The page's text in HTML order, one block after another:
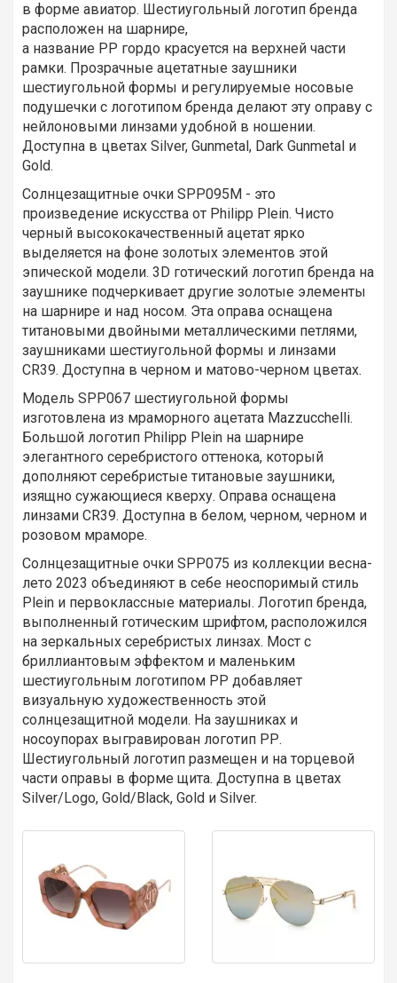
в форме авиатор. Шестиугольный логотип бренда
расположен на шарнире,
а название PP гордо красуется на верхней части
рамки. Прозрачные ацетатные заушники
шестиугольной формы и регулируемые носовые
подушечки с логотипом бренда делают эту оправу с
нейлоновыми линзами удобной в ношении.
Доступна в цветах Silver, Gunmetal, Dark Gunmetal и
Gold.
Солнцезащитные очки SPP095M - это
произведение искусства от Philipp Plein. Чисто
черный высококачественный ацетат ярко
выделяется на фоне золотых элементов этой
эпической модели. 3D готический логотип бренда на
заушнике подчеркивает другие золотые элементы
на шарнире и над носом. Эта оправа оснащена
титановыми двойными металлическими петлями,
заушниками шестиугольной формы и линзами
CR39. Доступна в черном и матово-черном цветах.
Модель SPP067 шестиугольной формы
изготовлена из мраморного ацетата Mazzucchelli.
Большой логотип Philipp Plein на шарнире
элегантного серебристого оттенока, который
дополняют серебристые титановые заушники,
изящно сужающиеся кверху. Оправа оснащена
линзами CR39. Доступна в белом, черном, черном и
розовом мраморе.
Солнцезащитные очки SPP075 из коллекции весна-
лето 2023 объединяют в себе неоспоримый стиль
Plein и первоклассные материалы. Логотип бренда,
выполненный готическим шрифтом, расположился
на зеркальных серебристых линзах. Мост с
бриллиантовым эффектом и маленьким
шестиугольным логотипом PP добавляет
визуальную художественность этой
солнцезащитной модели. На заушниках и
носоупорах выгравирован логотип РР.
Шестиугольный логотип размещен и на торцевой
части оправы в форме щита. Доступна в цветах
Silver/Logo, Gold/Black, Gold и Silver.